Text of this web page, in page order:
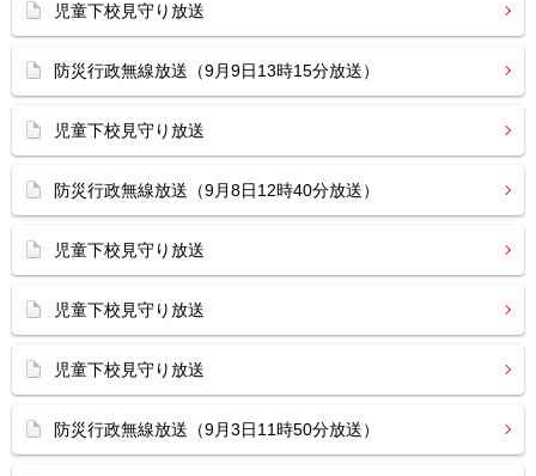
児童下校見守り放送
防災行政無線放送（9月9日13時15分放送）
児童下校見守り放送
防災行政無線放送（9月8日12時40分放送）
児童下校見守り放送
児童下校見守り放送
児童下校見守り放送
防災行政無線放送（9月3日11時50分放送）